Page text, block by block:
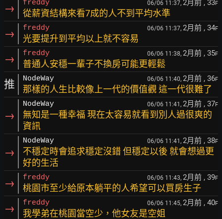
→ freddy 06/06 11:37, 2月前 , 33F
從薪資結構來看7成的人不到平均水準
→ freddy 06/06 11:37, 2月前 , 34F
光要提升到平均以上就不容易
→ freddy 06/06 11:38, 2月前 , 35F
普通人安穩一輩子不換房可能更輕鬆
推 NodeWay 06/06 11:40, 2月前 , 36F
那樣的人生比較像上一代的價值觀 這一代很難了
→
NodeWay 06/06 11:41, 2月前 , 37F
無知是一種幸福 現在太容易就看到別人過很爽的
資訊
→
NodeWay 06/06 11:41, 2月前 , 38F
不穩定時會追求穩定沒錯 但穩定以後 就會想過更
好的生活
→ freddy 06/06 11:43, 2月前 , 39F
桃園市至少給原本躺平的人希望可以買房生子
→ freddy 06/06 11:45, 2月前 , 40F
我學弟在桃園當空少，他女友是空姐